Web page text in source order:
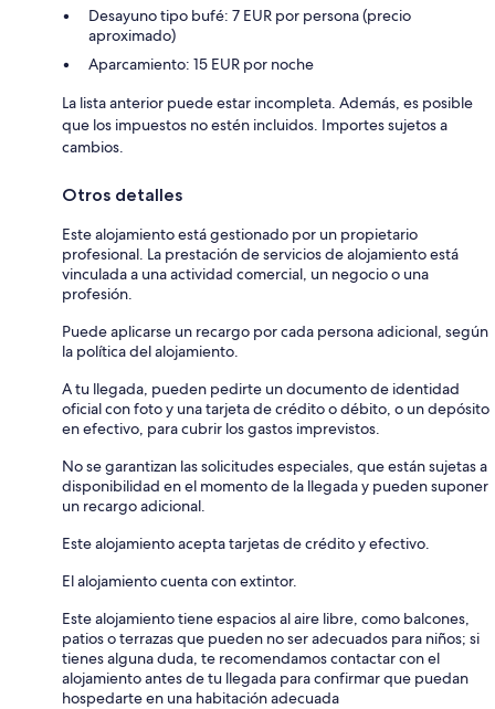
Desayuno tipo bufé: 7 EUR por persona (precio
aproximado)
Aparcamiento: 15 EUR por noche
La lista anterior puede estar incompleta. Además, es posible
que los impuestos no estén incluidos. Importes sujetos a
cambios.
Otros detalles
Este alojamiento está gestionado por un propietario
profesional. La prestación de servicios de alojamiento está
vinculada a una actividad comercial, un negocio o una
profesión.
Puede aplicarse un recargo por cada persona adicional, según
la política del alojamiento.
A tu llegada, pueden pedirte un documento de identidad
oficial con foto y una tarjeta de crédito o débito, o un depósito
en efectivo, para cubrir los gastos imprevistos.
No se garantizan las solicitudes especiales, que están sujetas a
disponibilidad en el momento de la llegada y pueden suponer
un recargo adicional.
Este alojamiento acepta tarjetas de crédito y efectivo.
El alojamiento cuenta con extintor.
Este alojamiento tiene espacios al aire libre, como balcones,
patios o terrazas que pueden no ser adecuados para niños; si
tienes alguna duda, te recomendamos contactar con el
alojamiento antes de tu llegada para confirmar que puedan
hospedarte en una habitación adecuada